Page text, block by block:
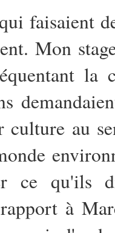
faisaient
Mon
la
culture au
ce qu'ils
à